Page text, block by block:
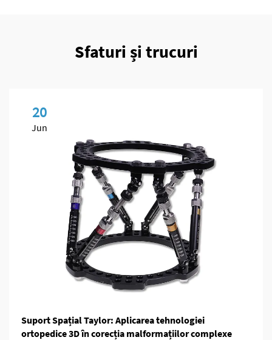
Sfaturi și trucuri
20
Jun
Suport Spațial Taylor: Aplicarea tehnologiei
ortopedice 3D în corecția malformațiilor complexe